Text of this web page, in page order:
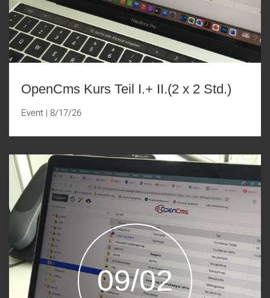
OpenCms Kurs Teil I.+ II.(2 x 2 Std.)
Event | 8/17/26
09/02